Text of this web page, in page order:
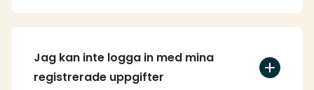
Jag kan inte logga in med mina
registrerade uppgifter